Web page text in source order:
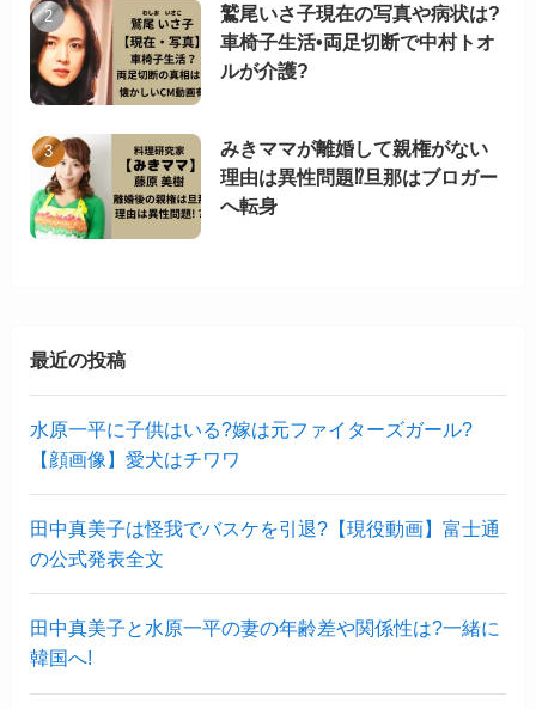
鷲尾いさ子現在の写真や病状は?
車椅子生活•両足切断で中村トオ
ルが介護?
みきママが離婚して親権がない
理由は異性問題⁉︎旦那はブロガー
へ転身
最近の投稿
水原一平に子供はいる?嫁は元ファイターズガール?
【顔画像】愛犬はチワワ
田中真美子は怪我でバスケを引退?【現役動画】富士通
の公式発表全文
田中真美子と水原一平の妻の年齢差や関係性は?一緒に
韓国へ!